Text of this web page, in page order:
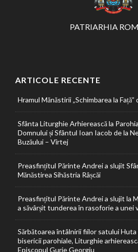
PATRIARHIA
ARTICOLE RECENTE
Hramul Mănăstirii „Schimbarea la Față”
Sfânta Liturghie Arhierească la
Domnului și Sfântul Ioan Iacob de la
Buzăului – Vîrtej
Preasfințitul Părinte Andrei a slujit
Mănăstirea Sihăstria Râșcăi
Preasfințitul Părinte Andrei a slujit la
a săvârșit tunderea în rasoforie a unei
Sărbătoarea întâlnirii fiilor satului
bisericii parohiale, Liturghie
Episcopul Gurie Georgiu